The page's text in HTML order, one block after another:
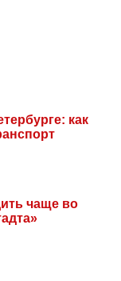
как
чаще во